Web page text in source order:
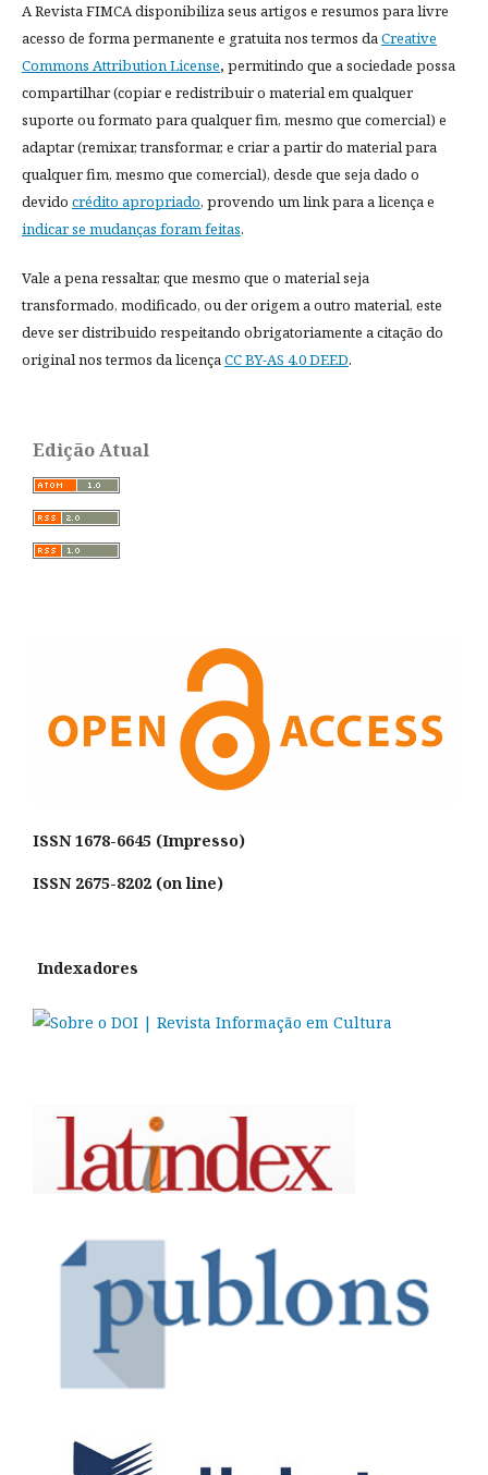
A Revista FIMCA disponibiliza seus artigos e resumos para livre
acesso de forma permanente e gratuita nos termos daCreative
Commons Attribution License, permitindo que a sociedade possa
compartilhar (copiar e redistribuir o material em qualquer
suporte ou formato para qualquer fim, mesmo que comercial) e
adaptar (remixar, transformar, e criar a partir do material para
qualquer fim, mesmo que comercial), desde que seja dado o
devido crédito apropriado, provendo um link para a licença e
indicar se mudanças foram feitas.
Vale a pena ressaltar, que mesmo que o material seja
transformado, modificado, ou der origem a outro material, este
deve ser distribuido respeitando obrigatoriamente a citação do
original nos termos da licençaCC BY-AS 4.0 DEED.
Edição Atual
ISSN 1678-6645 (Impresso)
ISSN 2675-8202 (on line)
Indexadores